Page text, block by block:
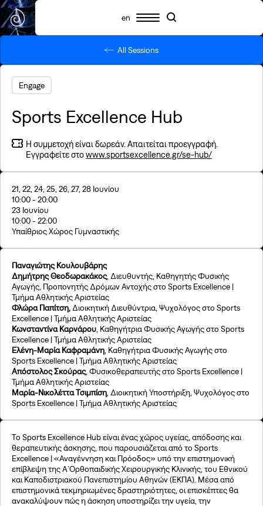
en
Συμμετέχοντες Πληροφορίες
Highlights
Σχετικά με το SNF Nostos
SNF Nostos Conference
Από τους Διαλόγους του ΙΣΝ
Release Athens x SNF Nostos
Παράλληλες Δράσεις
Sister Philanthropies @SNF Nostos 2026
Τι είναι YAC;
Συχνές ερωτήσεις
Προηγούμενα SNF Nostos
©2026, Stavros S. Niarchos Foundation for Charity
Search
All Sessions
Sports Excellence Hub
Η συμμετοχή είναι δωρεάν. Απαιτείται προεγγραφή.
Εγγραφείτε στοwww.sportsexcellence.gr/se-hub/
Engage
21, 22, 24, 25, 26, 27, 28 Ιουνίου
10:00 - 20:00
23 Ιουνίου
10:00 - 22:00
Υπαίθριος Χώρος Γυμναστικής
Παναγιώτης Κουλουβάρης
Δημήτρης Θεοδωρακάκος, Διευθυντής, Καθηγητής Φυσικής
Αγωγής, Προπονητής Δρόμων Αντοχής στο Sports Excellence |
Τμήμα Αθλητικής Αριστείας
Φλώρα Παπίτση, Διοικητική Διευθύντρια, Ψυχολόγος στο Sports
Excellence | Τμήμα Αθλητικής Αριστείας
Κωνσταντίνα Καρνάρου , Καθηγήτρια Φυσικής Αγωγής στο Sports
Excellence | Τμήμα Αθλητικής Αριστείας
Ελένη-Μαρία Καφραμάνη , Καθηγήτρια Φυσικής Αγωγής στο
Sports Excellence | Τμήμα Αθλητικής Αριστείας
Απόστολος Σκούρας, Φυσικοθεραπευτής στο Sports Excellence |
Τμήμα Αθλητικής Αριστείας
Μαρία-Νικολέττα Τσιμπίση , Διοικητική Υποστήριξη, Ψυχολόγος στο
Sports Excellence | Τμήμα Αθλητικής Αριστείας
Το Sports Excellence Hub είναι ένας χώρος υγείας, απόδοσης και
θεραπευτικής άσκησης, που παρουσιάζεται από το Sports
Excellence | «Αναγέννηση και Πρόοδος» υπό την επιστημονική
επίβλεψη της Α΄Ορθοπαιδικής Χειρουργικής Κλινικής, του Εθνικού
και Καποδιστριακού Πανεπιστημίου Αθηνών (ΕΚΠΑ). Μέσα από
επιστημονικά τεκμηριωμένες δραστηριότητες, οι επισκέπτες θα
ανακαλύψουν πώς η άσκηση υποστηρίζει την υγεία, την